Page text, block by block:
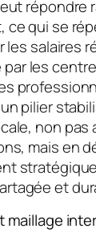
répondre
ce qui se
les salaires
les
pilier
non
mais en
et
maillage